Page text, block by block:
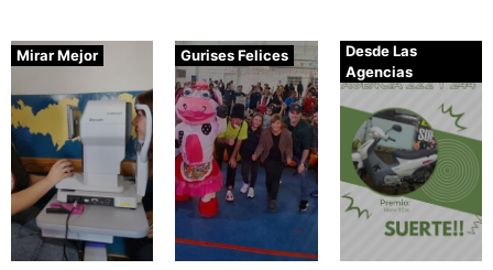
Mirar Mejor Gurises Felices
Desde Las
Agencias